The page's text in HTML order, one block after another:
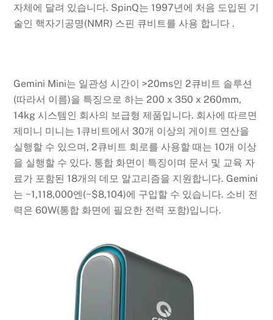
자체에 달려 있습니다. SpinQ는 1997년에 처음 도입된 기
술인 핵자기공명(NMR) 스핀 큐비트를 사용 합니다 .
Gemini Mini는 일관성 시간이 >20ms인 2큐비트 솔루션
(따라서 이름)을 특징으로 하는 200 x 350 x 260mm,
14kg 시스템인 회사의 보급형 제품입니다. 회사에 따르면
제미니 미니는 1큐비트에서 30개 이상의 게이트 연산을
실행할 수 있으며, 2큐비트 회로를 사용할 때는 10개 이상
을 실행할 수 있다. 통합 화면이 특징이며 문서 및 교육 자
료가 포함된 18개의 데모 알고리즘을 지원합니다. Gemini
는 ~1,118,000엔(~$8,104)에 구입할 수 있습니다. 소비 전
력은 60W(통합 화면에 필요한 전력 포함)입니다.